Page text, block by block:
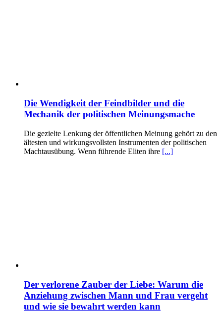
Die Wendigkeit der Feindbilder und die
Mechanik der politischen Meinungsmache
Die gezielte Lenkung der öffentlichen Meinung gehört zu den
ältesten und wirkungsvollsten Instrumenten der politischen
Machtausübung. Wenn führende Eliten ihre [...]
Der verlorene Zauber der Liebe: Warum die
Anziehung zwischen Mann und Frau vergeht
und wie sie bewahrt werden kann